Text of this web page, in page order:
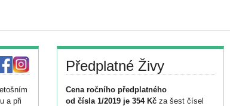
a při
Předplatné Živy
Cena ročního předplatného
od čísla 1/2019 je 354 Kč za šest čísel